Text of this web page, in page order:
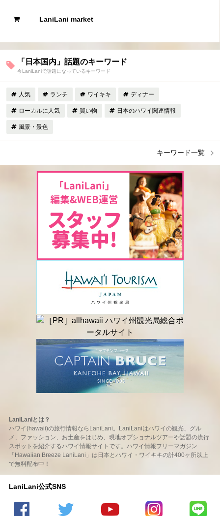
LaniLani market
「日本国内」話題のキーワード
今LaniLaniで話題になっているキーワード
人気 ランチ ワイキキ ディナー
ローカルに人気 買い物 日本のハワイ関連情報
風景・景色
キーワード一覧
LaniLaniとは？
ハワイ(hawaii)の旅行情報ならLaniLani。LaniLaniはハワイの観光、グル
メ、ファッション、お土産をはじめ、現地オプショナルツアーや話題の流行
スポットを紹介するハワイ情報サイトです。ハワイ情報フリーマガジン
「Hawaiian Breeze LaniLani」は日本とハワイ・ワイキキの計400ヶ所以上
で無料配布中！
LaniLani公式SNS